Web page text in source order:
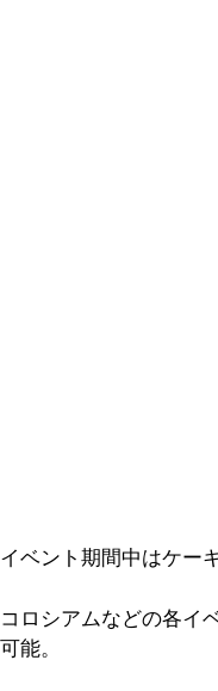
イベント期間中はケー
コロシアムなどの各イ
可能。